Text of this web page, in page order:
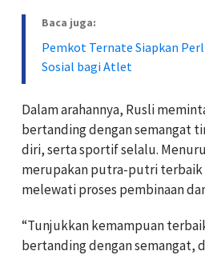
Baca juga:
Pemkot Ternate Siapkan
Sosial bagi Atlet
Dalam arahannya, Rusli
bertanding dengan semangat
diri, serta sportif selalu.
merupakan putra-putri terbaik
melewati proses pembinaan
“Tunjukkan kemampuan
bertanding dengan semangat,